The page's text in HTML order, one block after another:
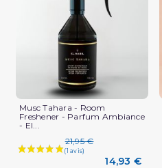
Musc Tahara - Room
Freshener - Parfum Ambiance
- El...
21,95 €
14,93 €